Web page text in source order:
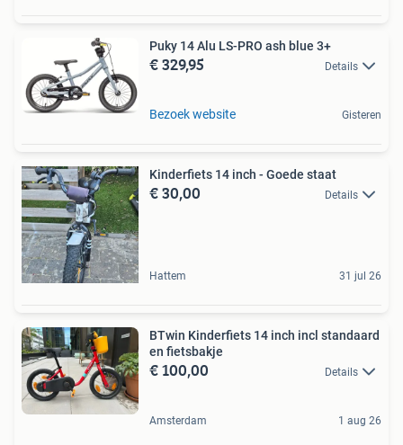
Puky 14 Alu LS-PRO ash blue 3+
€ 329,95 Details
Bezoek website Gisteren
Kinderfiets 14 inch - Goede staat
€ 30,00 Details
Hattem 31 jul 26
BTwin Kinderfiets 14 inch incl standaard
en fietsbakje
€ 100,00 Details
Amsterdam 1 aug 26